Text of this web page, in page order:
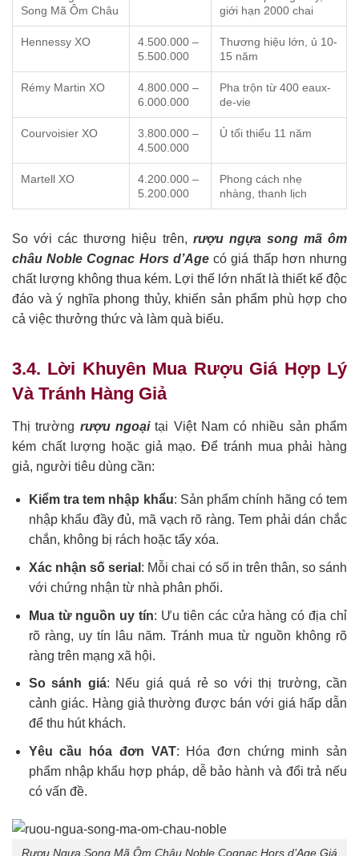
Song Mã Ôm Châu
giới hạn 2000 chai
Hennessy XO
4.500.000 –
5.500.000
Thương hiệu lớn, ủ 10-
15 năm
Rémy Martin XO
4.800.000 –
6.000.000
Pha trộn từ 400 eaux-
de-vie
Courvoisier XO
3.800.000 –
4.500.000
Ủ tối thiểu 11 năm
Martell XO
4.200.000 –
5.200.000
Phong cách nhẹ
nhàng, thanh lịch
So với các thương hiệu trên, rượu ngựa song mã ôm
châu Noble Cognac Hors d’Agecó giá thấp hơn nhưng
chất lượng không thua kém. Lợi thế lớn nhất là thiết kế độc
đáo và ý nghĩa phong thủy, khiến sản phẩm phù hợp cho
cả việc thưởng thức và làm quà biếu.
3.4. Lời Khuyên Mua Rượu Giá Hợp Lý
Và Tránh Hàng Giả
Thị trường rượu ngoạitại Việt Nam có nhiều sản phẩm
kém chất lượng hoặc giả mạo. Để tránh mua phải hàng
giả, người tiêu dùng cần:
Kiểm tra tem nhập khẩu: Sản phẩm chính hãng có tem
nhập khẩu đầy đủ, mã vạch rõ ràng. Tem phải dán chắc
chắn, không bị rách hoặc tẩy xóa.
Xác nhận số serial : Mỗi chai có số in trên thân, so sánh
với chứng nhận từ nhà phân phối.
Mua từ nguồn uy tín: Ưu tiên các cửa hàng có địa chỉ
rõ ràng, uy tín lâu năm. Tránh mua từ nguồn không rõ
ràng trên mạng xã hội.
So sánh giá: Nếu giá quá rẻ so với thị trường, cần
cảnh giác. Hàng giả thường được bán với giá hấp dẫn
để thu hút khách.
Yêu cầu hóa đơn VAT: Hóa đơn chứng minh sản
phẩm nhập khẩu hợp pháp, dễ bảo hành và đổi trả nếu
có vấn đề.
Rượu Ngựa Song Mã Ôm Châu Noble Cognac Hors d’Age Giá